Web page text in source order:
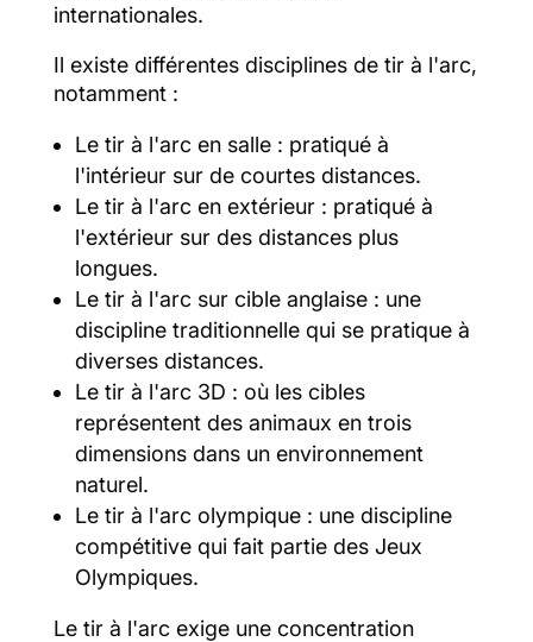
internationales.
Il existe différentes disciplines de tir à l'arc,
notamment :
Le tir à l'arc en salle : pratiqué à
l'intérieur sur de courtes distances.
Le tir à l'arc en extérieur : pratiqué à
l'extérieur sur des distances plus
longues.
Le tir à l'arc sur cible anglaise : une
discipline traditionnelle qui se pratique à
diverses distances.
Le tir à l'arc 3D : où les cibles
représentent des animaux en trois
dimensions dans un environnement
naturel.
Le tir à l'arc olympique : une discipline
compétitive qui fait partie des Jeux
Olympiques.
Le tir à l'arc exige une concentration